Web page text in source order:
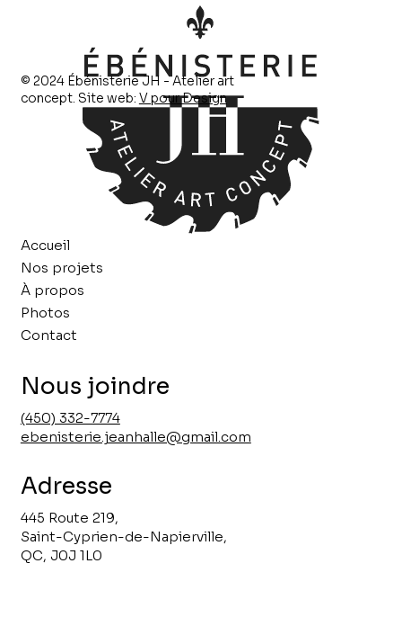
Accueil
Nos projets
À propos
Photos
Contact
Nous joindre
(450) 332-7774
ebenisterie.jeanhalle@gmail.com
Adresse
445 Route 219,
Saint-Cyprien-de-Napierville,
QC, J0J 1L0
© 2024 Ébénisterie JH - Atelier art
concept. Site web: V pour Design